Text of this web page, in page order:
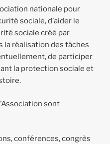
nationale pour
sociale, d’aider le
sociale créé par
la réalisation des tâches
de participer
la protection sociale et
sont
conférences, congrès